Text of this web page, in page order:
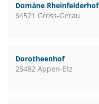
Domäne Rheinfelderhof
64521 Gross-Gerau
Dorotheenhof
25482 Appen-Etz